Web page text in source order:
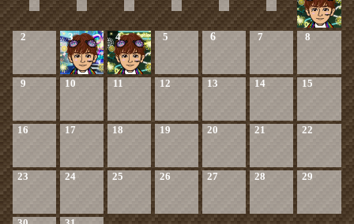
2 3 4 5 6 7 8
9 10 11 12 13 14 15
16 17 18 19 20 21 22
23 24 25 26 27 28 29